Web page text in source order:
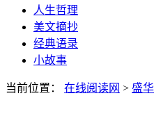
人生哲理
美文摘抄
经典语录
小故事
当前位置： 在线阅读网 > 盛华